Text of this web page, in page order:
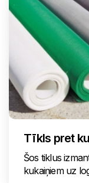
Tīkls pret
Šos tiklus
kukaiņiem uz